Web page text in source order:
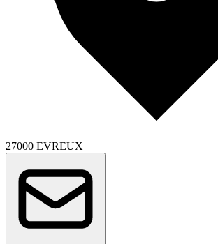
27000 EVREUX